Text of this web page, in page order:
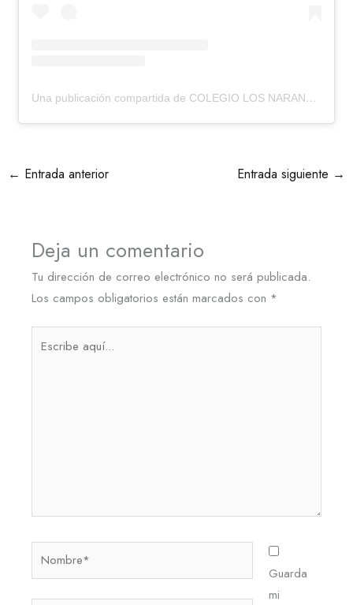
Una publicación compartida de COLEGIO LOS NARANJOS (@colegiolosnaranjos)
← Entrada anterior Entrada siguiente →
Deja un comentario
Tu dirección de correo electrónico no será publicada.
Los campos obligatorios están marcados con *
Nombre*
Guarda
mi